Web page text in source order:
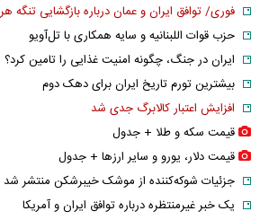
فوری/ توافق ایران و عمان درباره بازگشایی تنگه
حزب قوات اللبنانیه و سایه همکاری با تل‌آویو
ایران در جنگ، چگونه امنیت غذایی را تامین کرد؟
بیشترین تورم تاریخ ایران برای دهک دوم
افزایش اعتبار کالابرگ جدی شد
قیمت سکه و طلا + جدول
قیمت دلار، یورو و سایر ارز‌ها + جدول
جزئیات شوکه‌کننده از موشک خیبرشکن منتشر شد
یک خبر غیرمنتظره درباره توافق ایران و آمریکا